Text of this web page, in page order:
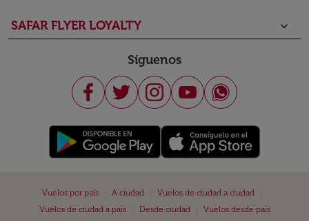
SAFAR FLYER LOYALTY keyboard_arrow_down
Síguenos
Vuelos por país A ciudad Vuelos de ciudad a ciudad
Vuelos de ciudad a país
Desde ciudad Vuelos desde país